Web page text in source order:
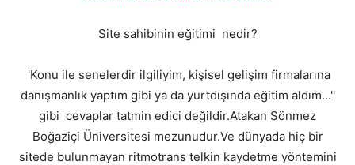
Site sahibinin eğitimi nedir?
'Konu ile senelerdir ilgiliyim, kişisel gelişim firmalarına
danışmanlık yaptım gibi ya da yurtdışında eğitim aldım...''
gibi cevaplar tatmin edici değildir.Atakan Sönmez
Boğaziçi Üniversitesi mezunudur.Ve dünyada hiç bir
sitede bulunmayan ritmotrans telkin kaydetme yöntemini